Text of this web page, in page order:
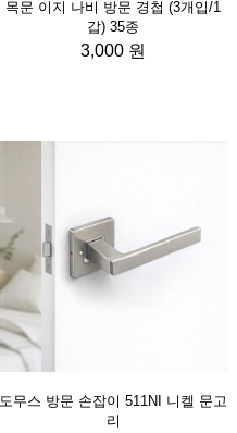
목문 이지 나비 방문 경첩 (3개입/1
갑) 35종
3,000 원
도무스 방문 손잡이 511NI 니켈 문고
리